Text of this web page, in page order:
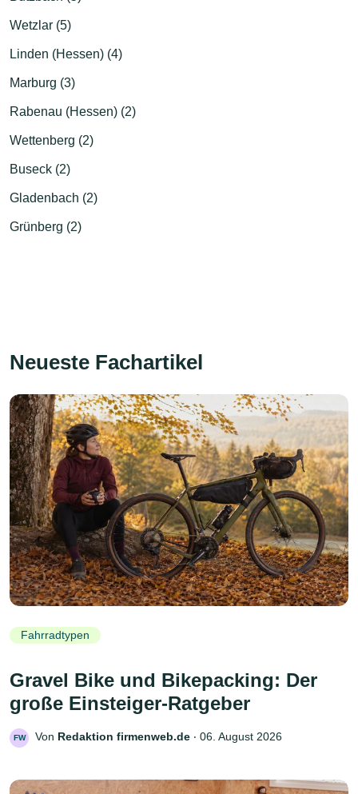
Wetzlar (5)
Linden (Hessen) (4)
Marburg (3)
Rabenau (Hessen) (2)
Wettenberg (2)
Buseck (2)
Gladenbach (2)
Grünberg (2)
Neueste Fachartikel
Fahrradtypen
Gravel Bike und Bikepacking: Der
große Einsteiger-Ratgeber
FW Von Redaktion firmenweb.de ‧ 06. August 2026